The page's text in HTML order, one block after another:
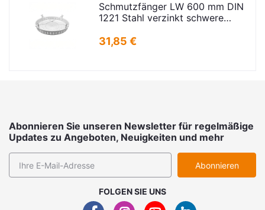
Schmutzfänger LW 600 mm DIN
1221 Stahl verzinkt schwere
31,85 €
Abonnieren Sie unseren Newsletter für regelmäßige
Updates zu Angeboten, Neuigkeiten und mehr
Abonnieren
FOLGEN SIE UNS